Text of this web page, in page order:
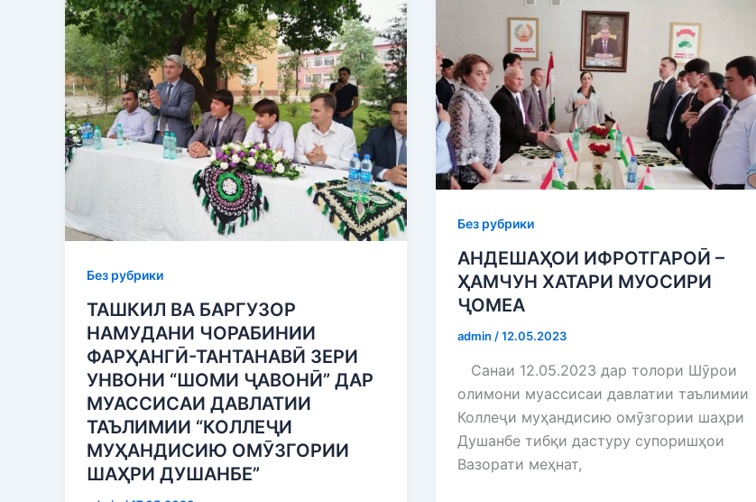
Без рубрики
ТАШКИЛ ВА БАРГУЗОР
НАМУДАНИ ЧОРАБИНИИ
ФАРҲАНГӢ-ТАНТАНАВӢ ЗЕРИ
УНВОНИ “ШОМИ ҶАВОНӢ” ДАР
МУАССИСАИ ДАВЛАТИИ
ТАЪЛИМИИ “КОЛЛЕҶИ
МУҲАНДИСИЮ ОМӮЗГОРИИ
ШАҲРИ ДУШАНБЕ”
Без рубрики
АНДЕШАҲОИ ИФРОТГАРОӢ –
ҲАМЧУН ХАТАРИ МУОСИРИ
ҶОМЕА
admin /12.05.2023
Санаи 12.05.2023 дар толори Шӯрои
олимони муассисаи давлатии таълимии
Коллеҷи муҳандисию омӯзгории шаҳри
Душанбе тибқи дастуру супоришҳои
Вазорати меҳнат,